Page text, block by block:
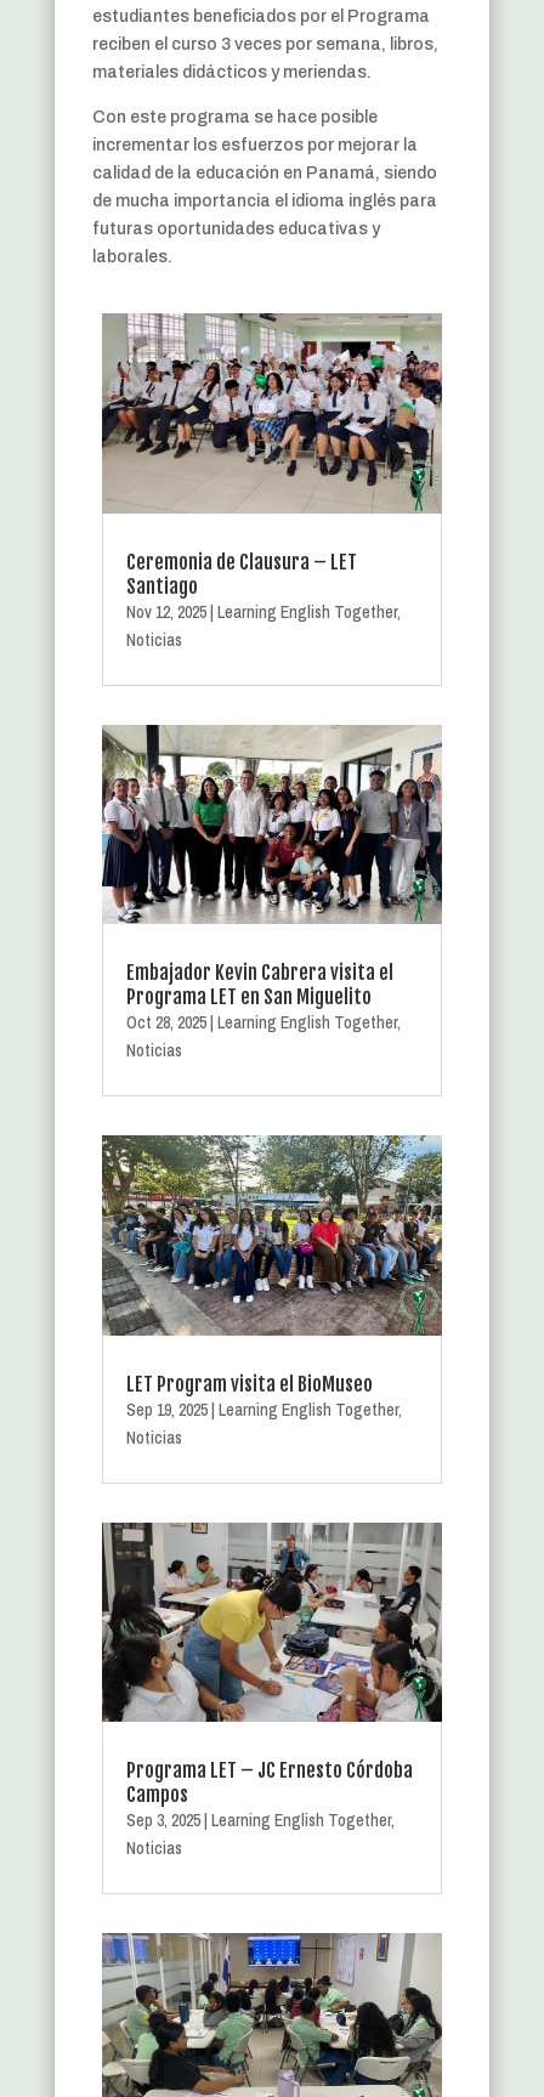
estudiantes beneficiados por el Programa
reciben el curso 3 veces por semana, libros,
materiales didácticos y meriendas.
Con este programa se hace posible
incrementar los esfuerzos por mejorar la
calidad de la educación en Panamá, siendo
de mucha importancia el idioma inglés para
futuras oportunidades educativas y
laborales.
Ceremonia de Clausura – LET
Santiago
Nov 12, 2025|Learning English Together,
Noticias
Embajador Kevin Cabrera visita el
Programa LET en San Miguelito
Oct 28, 2025|Learning English Together,
Noticias
LET Program visita el BioMuseo
Sep 19, 2025|Learning English Together,
Noticias
Programa LET – JC Ernesto Córdoba
Campos
Sep 3, 2025 |Learning English Together,
Noticias